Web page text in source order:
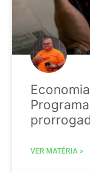
VER MATÉRIA »